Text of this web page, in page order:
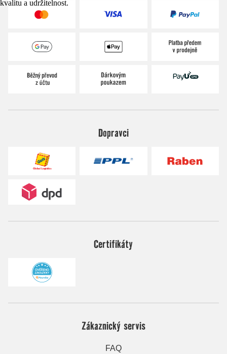
kvalitu a udržitelnost.
Dopravci
Certifikáty
Zákaznický servis
FAQ